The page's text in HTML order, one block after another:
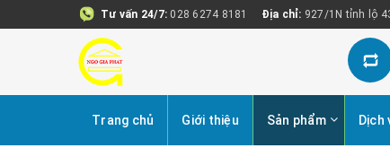
Tư vấn 24/7: 028 6274 8181 Địa chỉ: 927/1N tỉnh lộ
Trang chủ Giới thiệu Sản phẩm Dịch